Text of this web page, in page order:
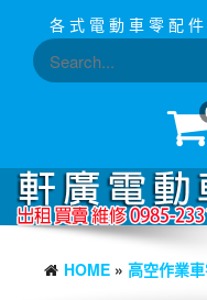
content
各 式 電 動 車 零 配
HOME » 高空作業